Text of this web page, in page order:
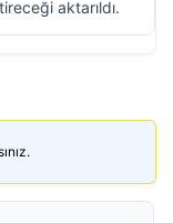
aktarıldı.